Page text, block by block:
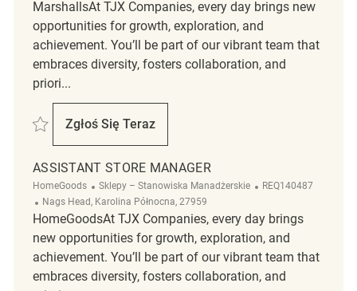
MarshallsAt TJX Companies, every day brings new
opportunities for growth, exploration, and
achievement. You’ll be part of our vibrant team that
embraces diversity, fosters collaboration, and
priori...
Zapisać Assistant Store Manager REQ127951
Zgłoś Się Teraz
Assistant Store Manager
ASSISTANT STORE MANAGER
HomeGoods Kategoria
Sklepy – Stanowiska Manadżerskie ReqId
REQ140487
Lokalizacja
Nags Head, Karolina Północna, 27959
HomeGoodsAt TJX Companies, every day brings
new opportunities for growth, exploration, and
achievement. You’ll be part of our vibrant team that
embraces diversity, fosters collaboration, and